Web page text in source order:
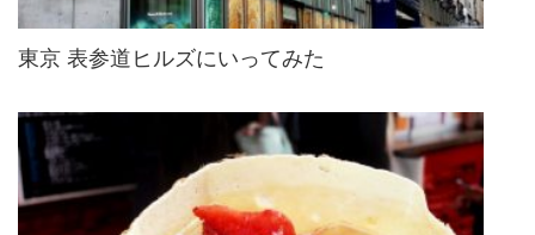
東京 表参道ヒルズにいってみた